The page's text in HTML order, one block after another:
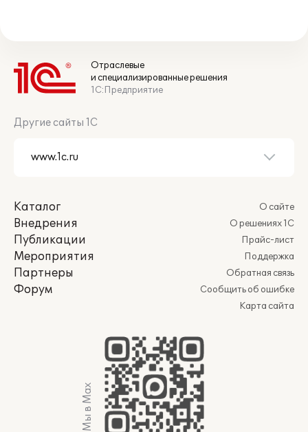
Отраслевые
и специализированные решения
1С:Предприятие
Другие сайты 1С
Каталог
Внедрения
Публикации
Мероприятия
Партнеры
Форум
О сайте
О решениях 1С
Прайс-лист
Поддержка
Обратная связь
Сообщить об ошибке
Карта сайта
Мы в Max